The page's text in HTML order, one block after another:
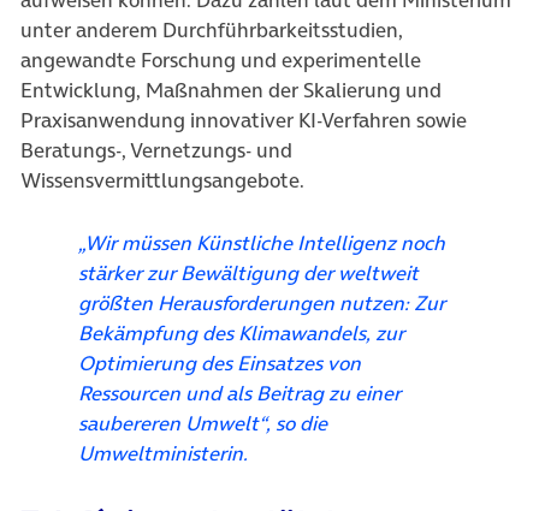
unter anderem Durchführbarkeitsstudien,
angewandte Forschung und experimentelle
Entwicklung, Maßnahmen der Skalierung und
Praxisanwendung innovativer KI-Verfahren sowie
Beratungs-, Vernetzungs- und
Wissensvermittlungsangebote.
„Wir müssen Künstliche Intelligenz noch
stärker zur Bewältigung der weltweit
größten Herausforderungen nutzen: Zur
Bekämpfung des Klimawandels, zur
Optimierung des Einsatzes von
Ressourcen und als Beitrag zu einer
saubereren Umwelt“, so die
Umweltministerin.